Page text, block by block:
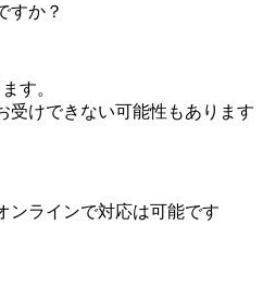
すか？
す。
受けできない可能性もあります
ンラインで対応は可能です